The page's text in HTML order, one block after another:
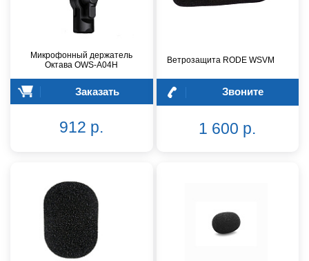
Микрофонный держатель
Октава OWS-A04H
Заказать
912 р.
Ветрозащита RODE WSVM
Звоните
1 600 р.